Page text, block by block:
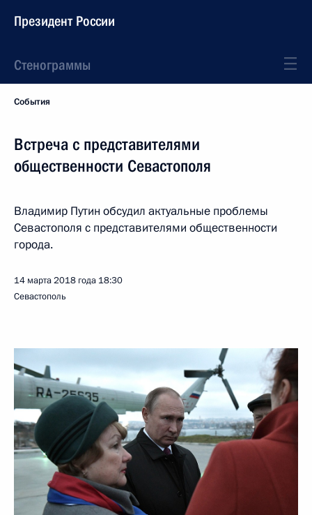
Президент России
Стенограммы
События
Встреча с представителями
общественности Севастополя
Владимир Путин обсудил актуальные проблемы
Севастополя с представителями общественности
города.
14 марта 2018 года 18:30
Севастополь